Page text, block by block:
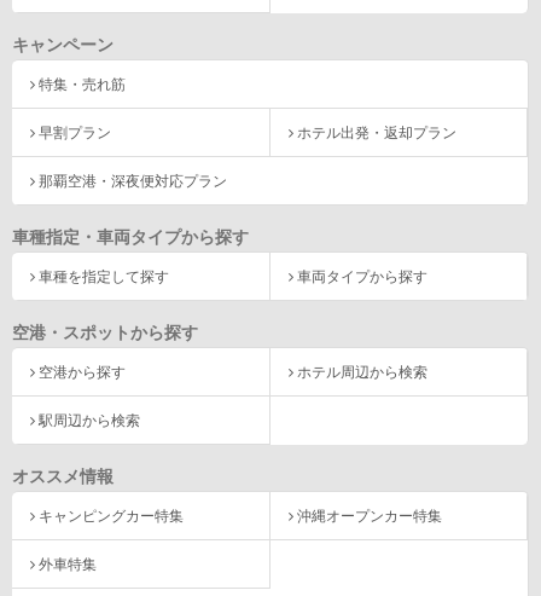
キャンペーン
特集・売れ筋
早割プラン ホテル出発・返却プラン
那覇空港・深夜便対応プラン
車種指定・車両タイプから探す
車種を指定して探す 車両タイプから探す
空港・スポットから探す
空港から探す ホテル周辺から検索
駅周辺から検索
オススメ情報
キャンピングカー特集 沖縄オープンカー特集
外車特集